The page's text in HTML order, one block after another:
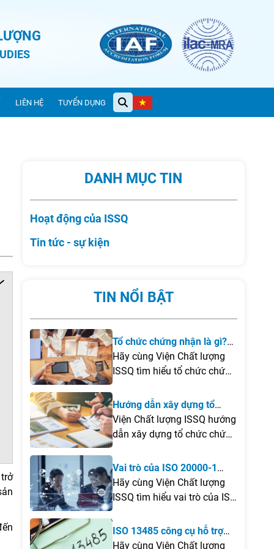
LIÊN HỆ TUYỂN DỤNG
DANH MỤC TIN
Hoạt động của ISSQ
Tin tức - sự kiện
TIN NỔI BẬT
Tổ chức chứng nhận là gì?
Điều kiện để thành lập tổ
chức chứng nhận tại Việt
Hãy cùng Viện Chất lượng
ISSQ tìm hiểu tổ chức chứng
cần đáp ứng để thành lập
tại Việt Nam cũng như các
lưu ý quan trọng giúp doanh
đúng quy định.
Hướng dẫn xây dựng tổ
chức chứng nhận
Viện Chất lượng ISSQ hướng
dẫn xây dựng tổ chức chứng
ISO/IEC 17065, từ khảo sát,
đào tạo chuyên gia, xây
dựng hệ thống quản lý đến
tổ chức vào vận hành theo
đúng quy định của pháp
Vai trò của ISO 20000-1
trong quá trình chuyển đổi
số của doanh nghiệp
Hãy cùng Viện Chất lượng
ISSQ tìm hiểu vai trò của ISO
chuyển đổi số của doanh
nghiệp, cũng như những giá
ISO 13485 công cụ hỗ trợ
kiểm soát quy trình sản xuất
Hãy cùng Viện Chất lượng